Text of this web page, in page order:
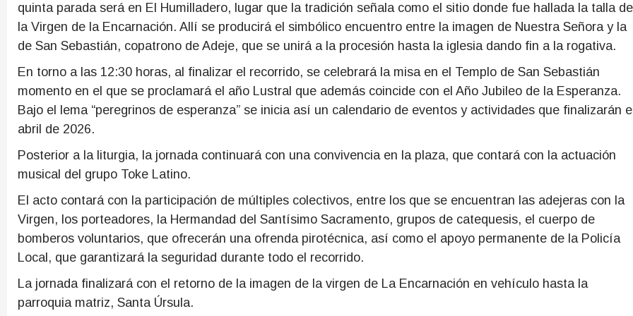
quinta parada será en El Humilladero, lugar que la tradición señala como el sitio donde fue hallada la talla de
la Virgen de la Encarnación. Allí se producirá el simbólico encuentro entre la imagen de Nuestra Señora y la
de San Sebastián, copatrono de Adeje, que se unirá a la procesión hasta la iglesia dando fin a la rogativa.
En torno a las 12:30 horas, al finalizar el recorrido, se celebrará la misa en el Templo de San Sebastián
momento en el que se proclamará el año Lustral que además coincide con el Año Jubileo de la Esperanza.
Bajo el lema “peregrinos de esperanza” se inicia así un calendario de eventos y actividades que finalizarán
abril de 2026.
Posterior a la liturgia, la jornada continuará con una convivencia en la plaza, que contará con la actuación
musical del grupo Toke Latino.
El acto contará con la participación de múltiples colectivos, entre los que se encuentran las adejeras con la
Virgen, los porteadores, la Hermandad del Santísimo Sacramento, grupos de catequesis, el cuerpo de
bomberos voluntarios, que ofrecerán una ofrenda pirotécnica, así como el apoyo permanente de la Policía
Local, que garantizará la seguridad durante todo el recorrido.
La jornada finalizará con el retorno de la imagen de la virgen de La Encarnación en vehículo hasta la
parroquia matriz, Santa Úrsula.